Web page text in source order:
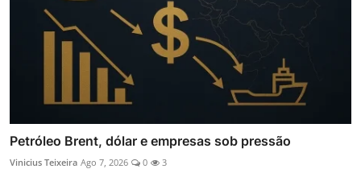
Petróleo Brent, dólar e empresas sob pressão
Vinicius Teixeira Ago 7, 2026 0 3